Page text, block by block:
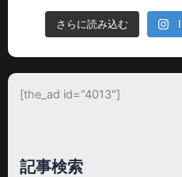
さらに読み込む
[the_ad id="4013"]
記事検索